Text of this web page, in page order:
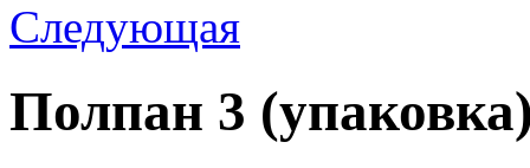
Следующая
Полпан 3